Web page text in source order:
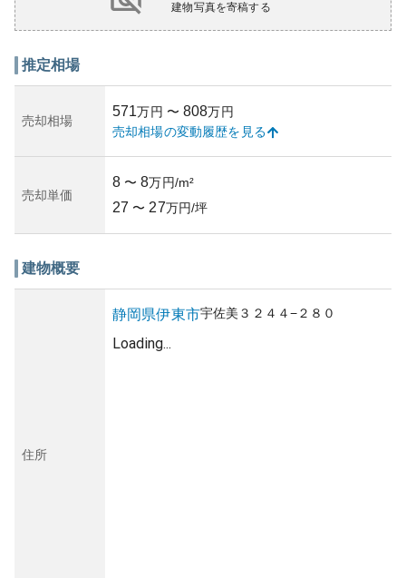
建物写真を寄稿する
推定相場
売却相場
571万円 〜 808万円
売却相場の変動履歴を見る
売却単価
8 〜 8万円/m²
27 〜 27万円/坪
建物概要
住所
静岡県伊東市宇佐美 ３２４４−２８０
Loading...